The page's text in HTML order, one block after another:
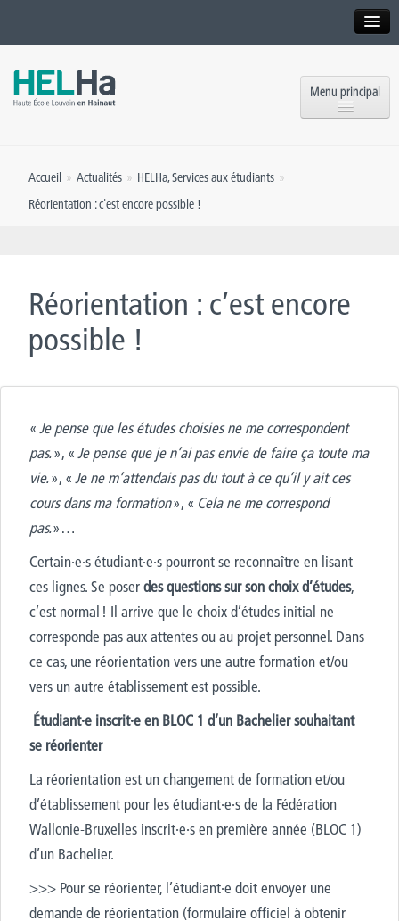
Menu principal
Accueil » Actualités » HELHa,Services aux étudiants »
Réorientation : c'est encore possible !
Réorientation : c’est encore
possible !
«Je pense que les études choisies ne me correspondent
pas.», «Je pense que je n’ai pas envie de faire ça toute ma
vie.», «Je ne m’attendais pas du tout à ce qu’il y ait ces
cours dans ma formation», « Cela ne me correspond
pas.»…
Certain·e·s étudiant·e·s pourront se reconnaître en lisant
ces lignes. Se poserdes questions sur son choix d’études,
c’est normal ! Il arrive que le choix d’études initial ne
corresponde pas aux attentes ou au projet personnel. Dans
ce cas, une réorientation vers une autre formation et/ou
vers un autre établissement est possible.
Étudiant·e inscrit·e en BLOC 1 d’un Bachelier souhaitant
se réorienter
La réorientation est un changement de formation et/ou
d’établissement pour les étudiant·e·s de la Fédération
Wallonie-Bruxelles inscrit·e·s en première année (BLOC 1)
d’un Bachelier.
>>> Pour se réorienter, l’étudiant·e doit envoyer une
demande de réorientation (formulaire officiel à obtenir